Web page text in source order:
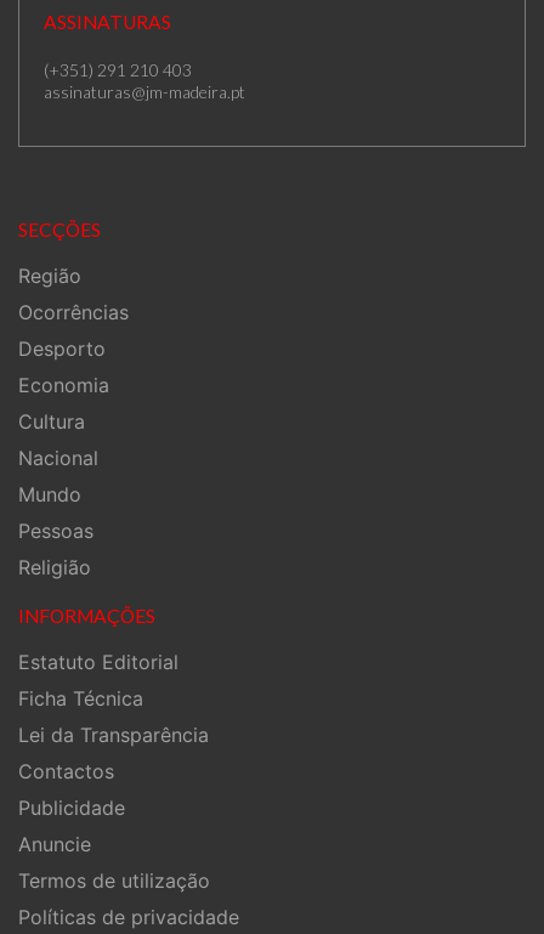
ASSINATURAS
(+351) 291 210 403
assinaturas@jm-madeira.pt
SECÇÕES
Região
Ocorrências
Desporto
Economia
Cultura
Nacional
Mundo
Pessoas
Religião
INFORMAÇÕES
Estatuto Editorial
Ficha Técnica
Lei da Transparência
Contactos
Publicidade
Anuncie
Termos de utilização
Políticas de privacidade